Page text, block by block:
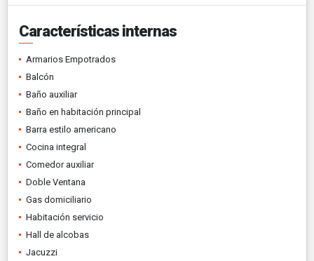
Características internas
Armarios Empotrados
Balcón
Baño auxiliar
Baño en habitación principal
Barra estilo americano
Cocina integral
Comedor auxiliar
Doble Ventana
Gas domiciliario
Habitación servicio
Hall de alcobas
Jacuzzi